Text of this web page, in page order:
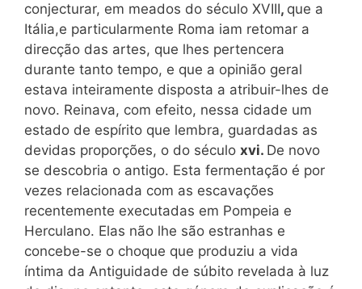
conjecturar, em meados do século XVIII, que a
Itália,e particularmente Roma iam retomar a
direcção das artes, que lhes pertencera
durante tanto tempo, e que a opinião geral
estava inteiramente disposta a atribuir-lhes de
novo. Reinava, com efeito, nessa cidade um
estado de espírito que lembra, guardadas as
devidas proporções, o do século xvi. De novo
se descobria o antigo. Esta fermentação é por
vezes relacionada com as escavações
recentemente executadas em Pompeia e
Herculano. Elas não lhe são estranhas e
concebe-se o choque que produziu a vida
íntima da Antiguidade de súbito revelada à luz